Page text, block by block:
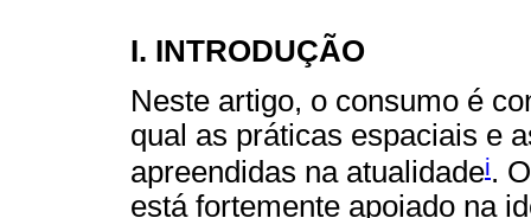
I. INTRODUÇÃO
Neste artigo, o consumo é
qual as práticas espaciais e
apreendidas na atualidadei.
está fortemente apoiado na